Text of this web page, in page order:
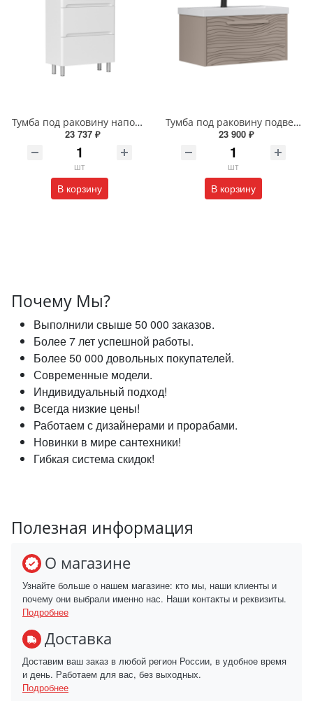
Тумба под раковину напольная EQUIL Найс 60 см tnNICE60.2Y-05 белая
23 737 ₽
шт
В корзину
Тумба под раковину подвесная EQUIL Глеам 80.1Я/Gleam 80.1Y амарок/дуб вотан tpGLEAM80.1Y-25
23 900 ₽
шт
В корзину
Почему Мы?
Выполнили свыше 50 000 заказов.
Более 7 лет успешной работы.
Более 50 000 довольных покупателей.
Современные модели.
Индивидуальный подход!
Всегда низкие цены!
Работаем с дизайнерами и прорабами.
Новинки в мире сантехники!
Гибкая система скидок!
Полезная информация
О магазине
Узнайте больше о нашем магазине: кто мы, наши клиенты и
почему они выбрали именно нас. Наши контакты и реквизиты.
Подробнее
Доставка
Доставим ваш заказ в любой регион России, в удобное время
и день. Работаем для вас, без выходных.
Подробнее